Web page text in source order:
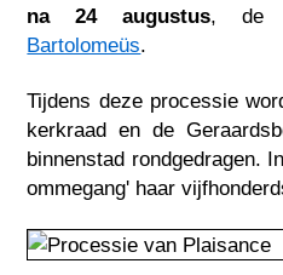
na 24 augustus, de
Bartolomeüs.
Tijdens deze processie
kerkraad en de
binnenstad rondgedragen.
ommegang' haar